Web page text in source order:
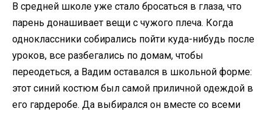
В средней школе уже стало бросаться в глаза, что
парень донашивает вещи с чужого плеча. Когда
одноклассники собирались пойти куда-нибудь после
уроков, все разбегались по домам, чтобы
переодеться, а Вадим оставался в школьной форме:
этот синий костюм был самой приличной одеждой в
его гардеробе. Да выбирался он вместе со всеми